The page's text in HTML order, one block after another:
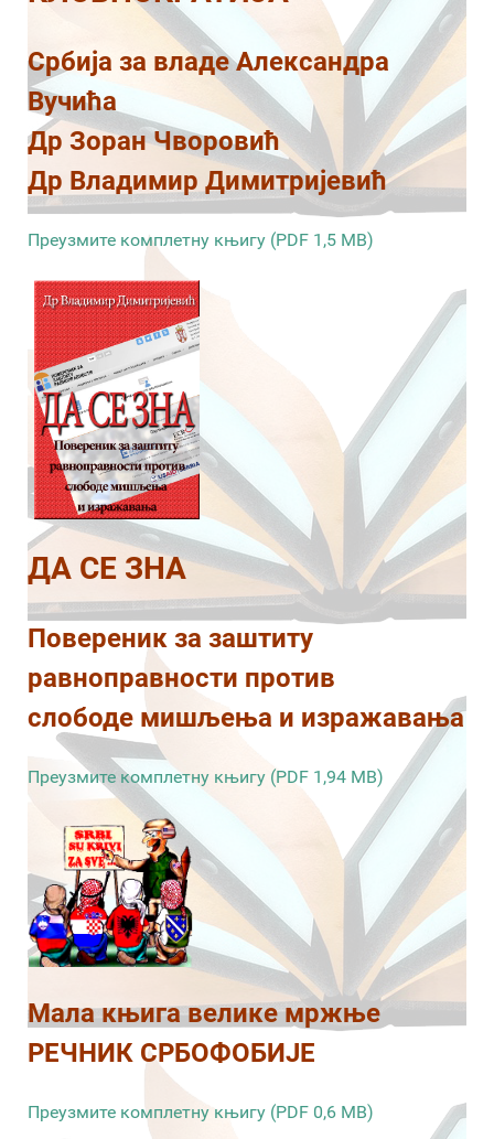
Србија за владе Александра
Вучића
Др Зоран Чворовић
Др Владимир Димитријевић
Преузмите комплетну књигу (PDF 1,5 MB)
ДА СЕ ЗНА
Повереник за заштиту
равноправности против
слободе мишљења и изражавања
Преузмите комплетну књигу (PDF 1,94 MB)
Мала књига велике мржње
РЕЧНИК СРБОФОБИЈЕ
Преузмите комплетну књигу (PDF 0,6 MB)